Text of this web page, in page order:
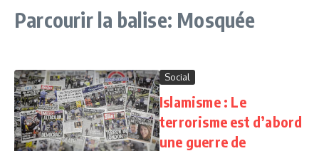
Parcourir la balise: Mosquée
Social
Islamisme : Le
terrorisme est d’abord
une guerre de